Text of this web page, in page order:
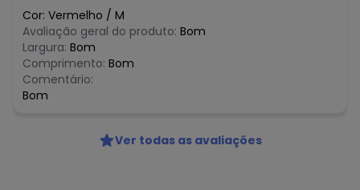
maio/2026
abril/2026
março/2026
fevereiro/2026
Cor: Vermelho / M
Avaliação geral do produto: Bom
Largura: Bom
Comprimento: Bom
Comentário:
Bom
Ver todas as avaliações